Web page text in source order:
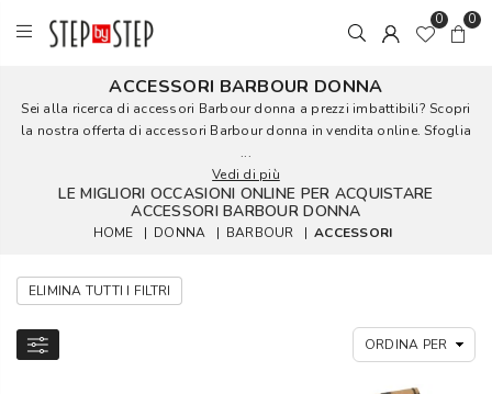
0 0
ACCESSORI BARBOUR DONNA
Sei alla ricerca di accessori Barbour donna a prezzi imbattibili? Scopri
la nostra offerta di accessori Barbour donna in vendita online. Sfoglia
...
Vedi di più
LE MIGLIORI OCCASIONI ONLINE PER ACQUISTARE
ACCESSORI BARBOUR DONNA
HOME | DONNA | BARBOUR | ACCESSORI
ELIMINA TUTTI I FILTRI